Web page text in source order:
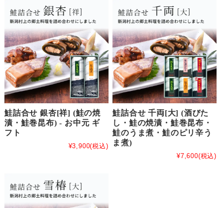
鮭詰合せ 銀杏[祥] (鮭の焼
漬・鮭巻昆布) - お中元 ギ
フト
¥3,900(税込)
鮭詰合せ 千両[大] (酒びた
し・鮭の焼漬・鮭巻昆布・
鮭のうま煮・鮭のピリ辛う
ま煮)
¥7,600(税込)